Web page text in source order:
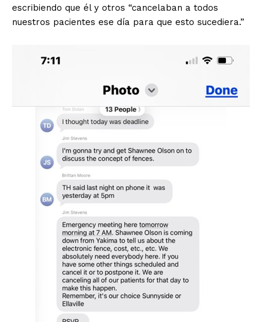
escribiendo que él y otros “cancelaban a todos
nuestros pacientes ese día para que esto sucediera.”